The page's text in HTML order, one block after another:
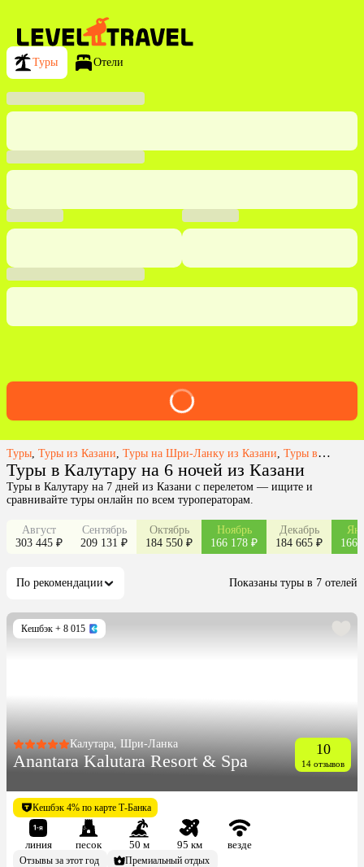
Туры Отели
Туры Туры из Казани Туры на Шри-Ланку из Казани Туры в Калутару из Казани
Туры в Калутару на 6 ночей из Казани
Туры в Калутару на 7 дней из Казани с перелетом — ищите и
сравнивайте туры онлайн по всем туроператорам.
Август
303 445 ₽
Сентябрь
209 131 ₽
Октябрь
184 550 ₽
Ноябрь
166 178 ₽
Декабрь
184 665 ₽
166
По рекомендации Показаны туры в 7 отелей
Кешбэк + 8 015
Калутара, Шри-Ланка
Anantara Kalutara Resort & Spa
10
14 отзывов
Кешбэк 4% по карте Т-Банка
линия песок 50 м 95 км
везде
Отзывы за этот год
Премиальный отдых